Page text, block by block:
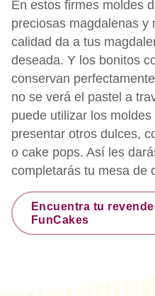
En estos firmes moldes
preciosas magdalenas y
calidad da a tus
deseada. Y los bonitos
conservan
no se verá el pastel a
puede utilizar los
presentar otros dulces,
o cake pops. Así les
completarás tu mesa de
Encuentra tu
FunCakes